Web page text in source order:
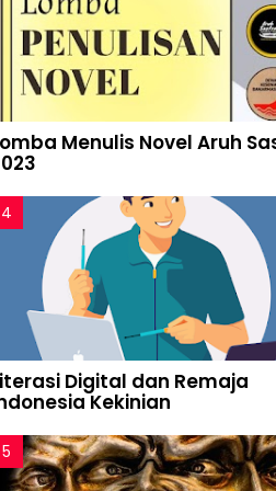
Menulis Novel Aruh
Digital dan Remaja
Kekinian